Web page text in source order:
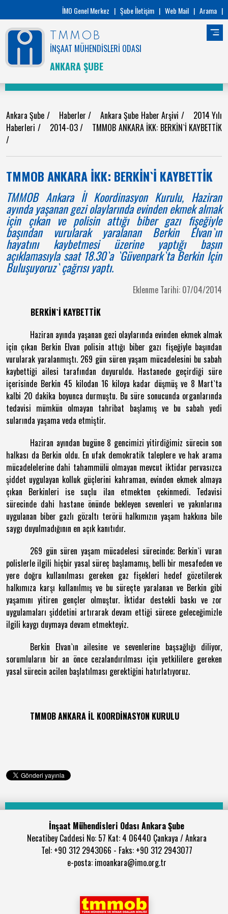
İMO Genel Merkez | Şube İletişim | Web Mail | Arama |
TMMOB
İNŞAAT MÜHENDİSLERİ ODASI
ANKARA ŞUBE
Ankara Şube / Haberler/ Ankara Şube Haber Arşivi / 2014 Yılı
Haberleri / 2014-03/ TMMOB ANKARA İKK: BERKİN`İ KAYBETTİK
/
TMMOB ANKARA İKK: BERKİN`İ KAYBETTİK
TMMOB Ankara İl Koordinasyon Kurulu, Haziran
ayında yaşanan gezi olaylarında evinden ekmek almak
için çıkan ve polisin attığı biber gazı fişeğiyle
başından vurularak yaralanan Berkin Elvan`ın
hayatını kaybetmesi üzerine yaptığı basın
açıklamasıyla saat 18.30`a `Güvenpark`ta Berkin İçin
Buluşuyoruz` çağrısı yaptı.
Eklenme Tarihi: 07/04/2014
BERKİN`İ KAYBETTİK
Haziran ayında yaşanan gezi olaylarında evinden ekmek almak
için çıkan Berkin Elvan polisin attığı biber gazı fişeğiyle başından
vurularak yaralanmıştı. 269 gün süren yaşam mücadelesini bu sabah
kaybettiği ailesi tarafından duyuruldu. Hastanede geçirdiği süre
içerisinde Berkin 45 kilodan 16 kiloya kadar düşmüş ve 8 Mart`ta
kalbi 20 dakika boyunca durmuştu. Bu süre sonucunda organlarında
tedavisi mümkün olmayan tahribat başlamış ve bu sabah yedi
sularında yaşama veda etmiştir.
Haziran ayından bugüne 8 gencimizi yitirdiğimiz sürecin son
halkası da Berkin oldu. En ufak demokratik taleplere ve hak arama
mücadelelerine dahi tahammülü olmayan mevcut iktidar pervasızca
şiddet uygulayan kolluk güçlerini kahraman, evinden ekmek almaya
çıkan Berkinleri ise suçlu ilan etmekten çekinmedi. Tedavisi
sürecinde dahi hastane önünde bekleyen sevenleri ve yakınlarına
uygulanan biber gazlı gözaltı terörü halkımızın yaşam hakkına bile
saygı duyulmadığının en açık kanıtıdır.
269 gün süren yaşam mücadelesi sürecinde; Berkin`i vuran
polislerle ilgili hiçbir yasal süreç başlamamış, belli bir mesafeden ve
yere doğru kullanılması gereken gaz fişekleri hedef gözetilerek
halkımıza karşı kullanılmış ve bu süreçte yaralanan ve Berkin gibi
yaşamını yitiren gençler olmuştur. İktidar destekli baskı ve zor
uygulamaları şiddetini artırarak devam ettiği sürece geleceğimizle
ilgili kaygı duymaya devam etmekteyiz.
Berkin Elvan`ın ailesine ve sevenlerine başsağlığı diliyor,
sorumluların bir an önce cezalandırılması için yetkililere gereken
yasal sürecin acilen başlatılması gerektiğini hatırlatıyoruz.
TMMOB ANKARA İL KOORDİNASYON KURULU
İnşaat Mühendisleri Odası Ankara Şube
Necatibey Caddesi No: 57 Kat: 4 06440 Çankaya / Ankara
Tel: +90 312 2943066 - Faks: +90 312 2943077
e-posta: imoankara@imo.org.tr